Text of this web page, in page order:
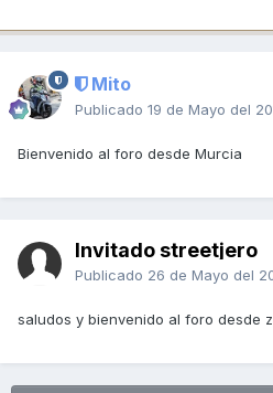
Mito
Publicado 19 de Mayo del
Bienvenido al foro desde Murcia
Invitado streetjero
Publicado 26 de Mayo del
saludos y bienvenido al foro desde